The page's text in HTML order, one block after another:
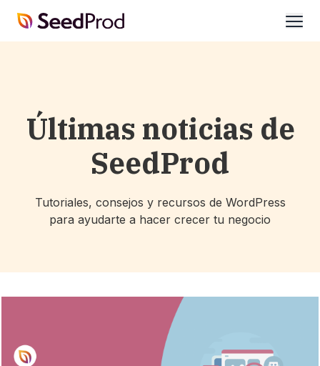
SeedProd
Últimas noticias de
SeedProd
Tutoriales, consejos y recursos de WordPress
para ayudarte a hacer crecer tu negocio